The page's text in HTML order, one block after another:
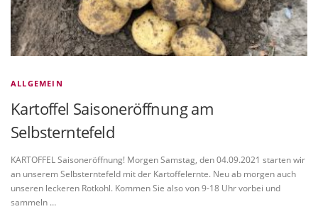
ALLGEMEIN
Kartoffel Saisoneröffnung am
Selbsterntefeld
KARTOFFEL Saisoneröffnung! Morgen Samstag, den 04.09.2021 starten wir
an unserem Selbsterntefeld mit der Kartoffelernte. Neu ab morgen auch
unseren leckeren Rotkohl. Kommen Sie also von 9-18 Uhr vorbei und
sammeln …